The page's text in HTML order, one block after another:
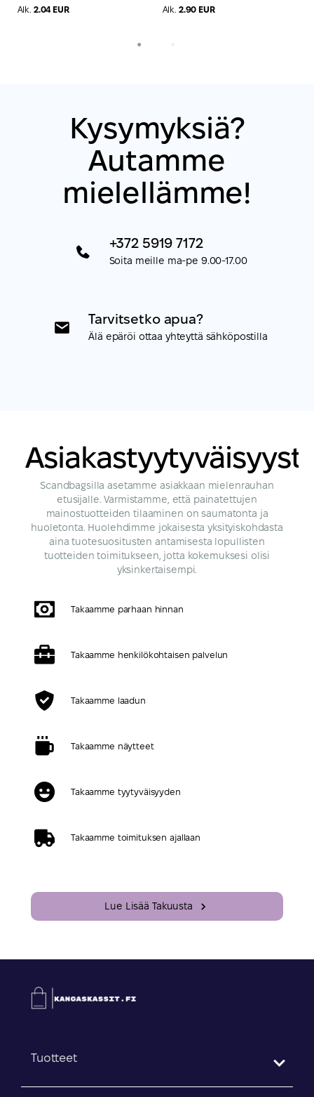
Alk. 2.04 EUR Alk. 2.90 EUR
1
Kysymyksiä?
Autamme
mielellämme!
+372 5919 7172
Soita meille ma-pe 9.00-17.00
Tarvitsetko apua?
Älä epäröi ottaa yhteyttä sähköpostilla
Scandbagsilla asetamme asiakkaan mielenrauhan
etusijalle. Varmistamme, että painatettujen
mainostuotteiden tilaaminen on saumatonta ja
huoletonta. Huolehdimme jokaisesta yksityiskohdasta
aina tuotesuositusten antamisesta lopullisten
tuotteiden toimitukseen, jotta kokemuksesi olisi
yksinkertaisempi.
Takaamme parhaan hinnan
Takaamme henkilökohtaisen palvelun
Takaamme laadun
Takaamme näytteet
Takaamme tyytyväisyyden
Takaamme toimituksen ajallaan
Lue Lisää Takuusta
Tuotteet